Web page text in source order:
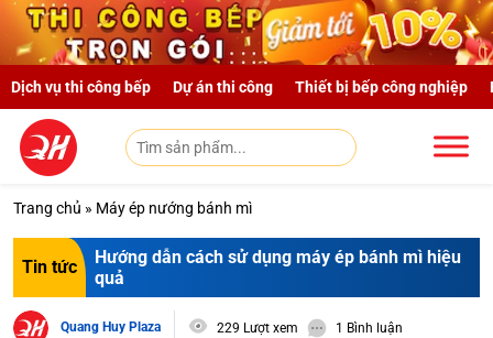
Skip to main content
Dịch vụ thi công bếp Dự án thi công Thiết bị bếp công nghiệp
Trang chủ » Máy ép nướng bánh mì
Tin tức
Hướng dẫn cách sử dụng máy ép bánh mì hiệu
quả
Quang Huy Plaza 229 Lượt xem 1 Bình luận